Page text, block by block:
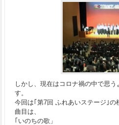
しかし、現在はコロナ禍の中で思
す。
今回は｢第7回 ふれあいステージ｣の
曲目は、
｢いのちの歌」